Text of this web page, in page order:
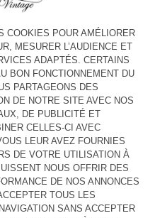
PANIER